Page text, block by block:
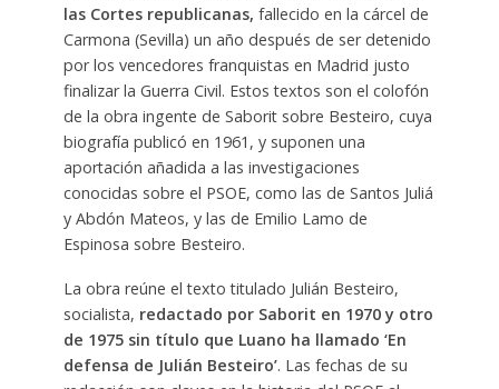
las Cortes republicanas, fallecido en la cárcel de
Carmona (Sevilla) un año después de ser detenido
por los vencedores franquistas en Madrid justo
finalizar la Guerra Civil. Estos textos son el colofón
de la obra ingente de Saborit sobre Besteiro, cuya
biografía publicó en 1961, y suponen una
aportación añadida a las investigaciones
conocidas sobre el PSOE, como las de Santos Juliá
y Abdón Mateos, y las de Emilio Lamo de
Espinosa sobre Besteiro.
La obra reúne el texto titulado Julián Besteiro,
socialista, redactado por Saborit en 1970 y otro
de 1975 sin título que Luano ha llamado ‘En
defensa de Julián Besteiro’. Las fechas de su